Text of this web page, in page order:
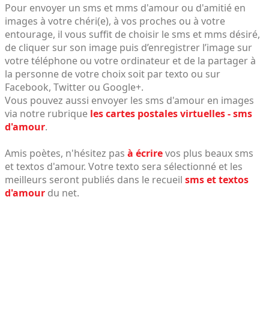
Pour envoyer un sms et mms d'amour ou d'amitié en
images à votre chéri(e), à vos proches ou à votre
entourage, il vous suffit de choisir le sms et mms désiré,
de cliquer sur son image puis d’enregistrer l’image sur
votre téléphone ou votre ordinateur et de la partager à
la personne de votre choix soit par texto ou sur
Facebook, Twitter ou Google+.
Vous pouvez aussi envoyer les sms d'amour en images
via notre rubrique les cartes postales virtuelles - sms
d'amour.
Amis poètes, n'hésitez pas à écrirevos plus beaux sms
et textos d'amour. Votre texto sera sélectionné et les
meilleurs seront publiés dans le recueil sms et textos
d'amour du net.